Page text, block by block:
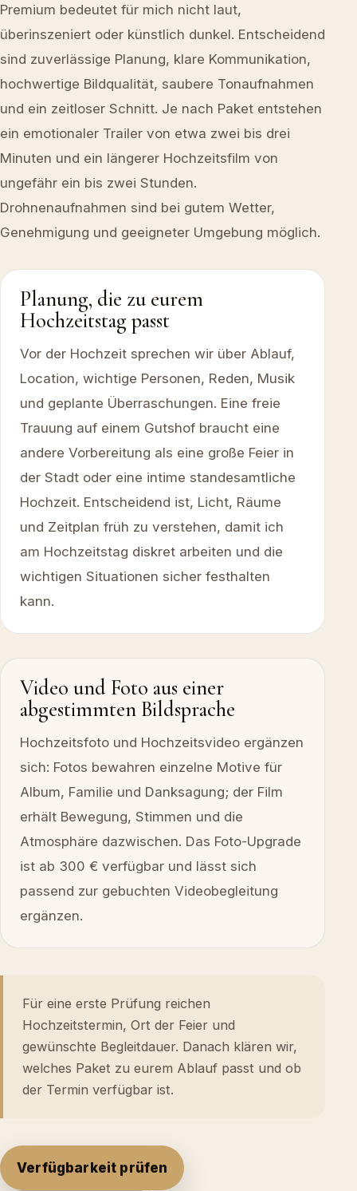
Premium bedeutet für mich nicht laut,
überinszeniert oder künstlich dunkel. Entscheidend
sind zuverlässige Planung, klare Kommunikation,
hochwertige Bildqualität, saubere Tonaufnahmen
und ein zeitloser Schnitt. Je nach Paket entstehen
ein emotionaler Trailer von etwa zwei bis drei
Minuten und ein längerer Hochzeitsfilm von
ungefähr ein bis zwei Stunden.
Drohnenaufnahmen sind bei gutem Wetter,
Genehmigung und geeigneter Umgebung möglich.
Planung, die zu eurem
Hochzeitstag passt
Vor der Hochzeit sprechen wir über Ablauf,
Location, wichtige Personen, Reden, Musik
und geplante Überraschungen. Eine freie
Trauung auf einem Gutshof braucht eine
andere Vorbereitung als eine große Feier in
der Stadt oder eine intime standesamtliche
Hochzeit. Entscheidend ist, Licht, Räume
und Zeitplan früh zu verstehen, damit ich
am Hochzeitstag diskret arbeiten und die
wichtigen Situationen sicher festhalten
kann.
Video und Foto aus einer
abgestimmten Bildsprache
Hochzeitsfoto und Hochzeitsvideo ergänzen
sich: Fotos bewahren einzelne Motive für
Album, Familie und Danksagung; der Film
erhält Bewegung, Stimmen und die
Atmosphäre dazwischen. Das Foto-Upgrade
ist ab 300 € verfügbar und lässt sich
passend zur gebuchten Videobegleitung
ergänzen.
Für eine erste Prüfung reichen
Hochzeitstermin, Ort der Feier und
gewünschte Begleitdauer. Danach klären wir,
welches Paket zu eurem Ablauf passt und ob
der Termin verfügbar ist.
Verfügbarkeit prüfen